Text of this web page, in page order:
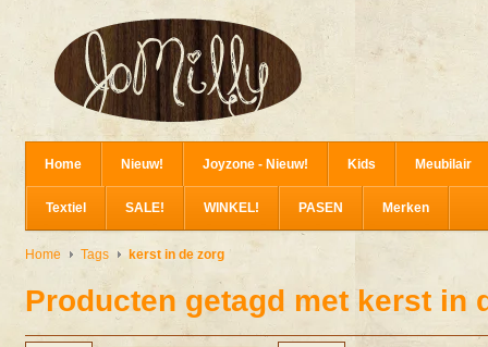
Home Nieuw! Joyzone - Nieuw! Kids Meubilair
Textiel SALE! WINKEL! PASEN Merken
Home Tags kerst in de zorg
Producten getagd met kerst in